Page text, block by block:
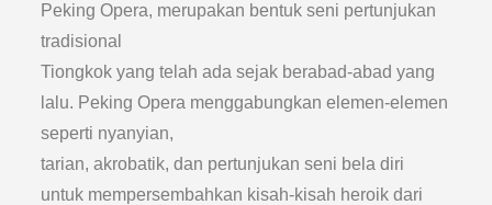
Peking Opera, merupakan bentuk seni pertunjukan
tradisional
Tiongkok yang telah ada sejak berabad-abad yang
lalu. Peking Opera menggabungkan elemen-elemen
seperti nyanyian,
tarian, akrobatik, dan pertunjukan seni bela diri
untuk mempersembahkan kisah-kisah heroik dari